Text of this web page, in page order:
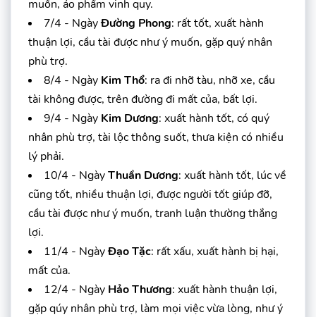
muốn, áo phẩm vinh quy.
7/4 - NgàyĐường Phong: rất tốt, xuất hành
thuận lợi, cầu tài được như ý muốn, gặp quý nhân
phù trợ.
8/4 - Ngày Kim Thổ: ra đi nhỡ tàu, nhỡ xe, cầu
tài không được, trên đường đi mất của, bất lợi.
9/4 - Ngày Kim Dương: xuất hành tốt, có quý
nhân phù trợ, tài lộc thông suốt, thưa kiện có nhiều
lý phải.
10/4 - NgàyThuần Dương: xuất hành tốt, lúc về
cũng tốt, nhiều thuận lợi, được người tốt giúp đỡ,
cầu tài được như ý muốn, tranh luận thường thắng
lợi.
11/4 - NgàyĐạo Tặc: rất xấu, xuất hành bị hại,
mất của.
12/4 - Ngày Hảo Thương: xuất hành thuận lợi,
gặp qúy nhân phù trợ, làm mọi việc vừa lòng, như ý